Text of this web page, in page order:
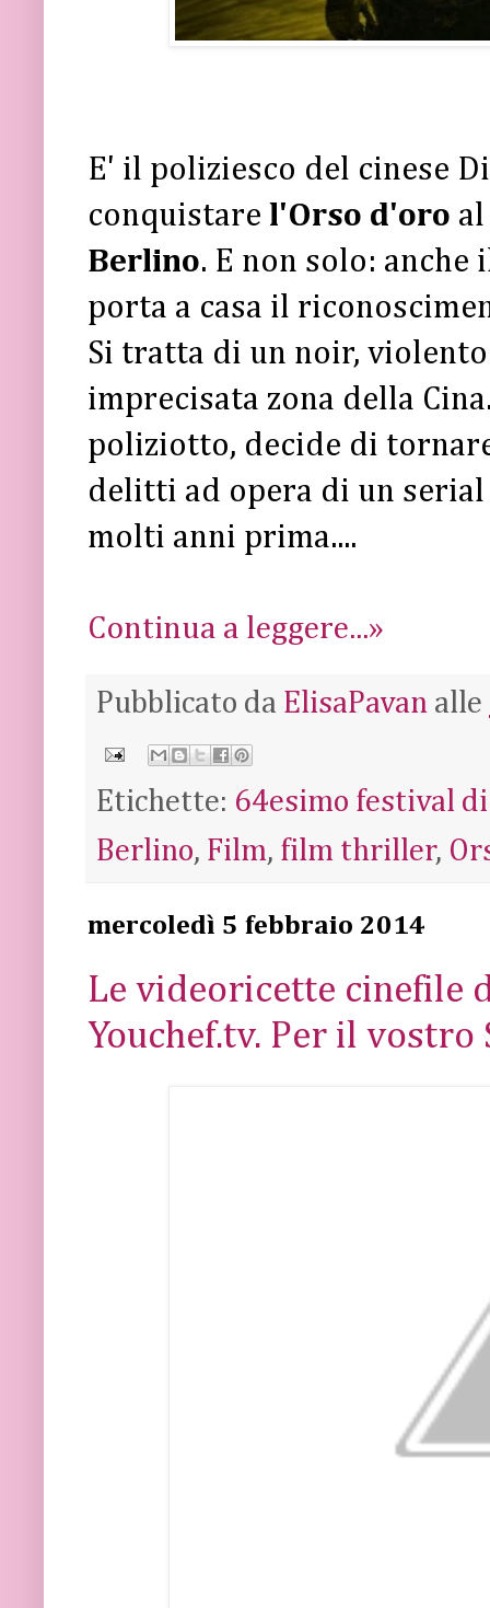
E' il poliziesco del cinese
conquistare l'Orso d'oro
Berlino. E non solo:
porta a casa il
Si tratta di un noir,
imprecisata zona della
poliziotto, decide di
delitti ad opera di un
molti anni prima....
Continua a leggere...»
Pubblicato da ElisaPavan alle
Etichette: 64esimo festival
Berlino, Film, film thriller,
mercoledì 5 febbraio 2014
Le videoricette cinefile
Youchef.tv. Per il vostro